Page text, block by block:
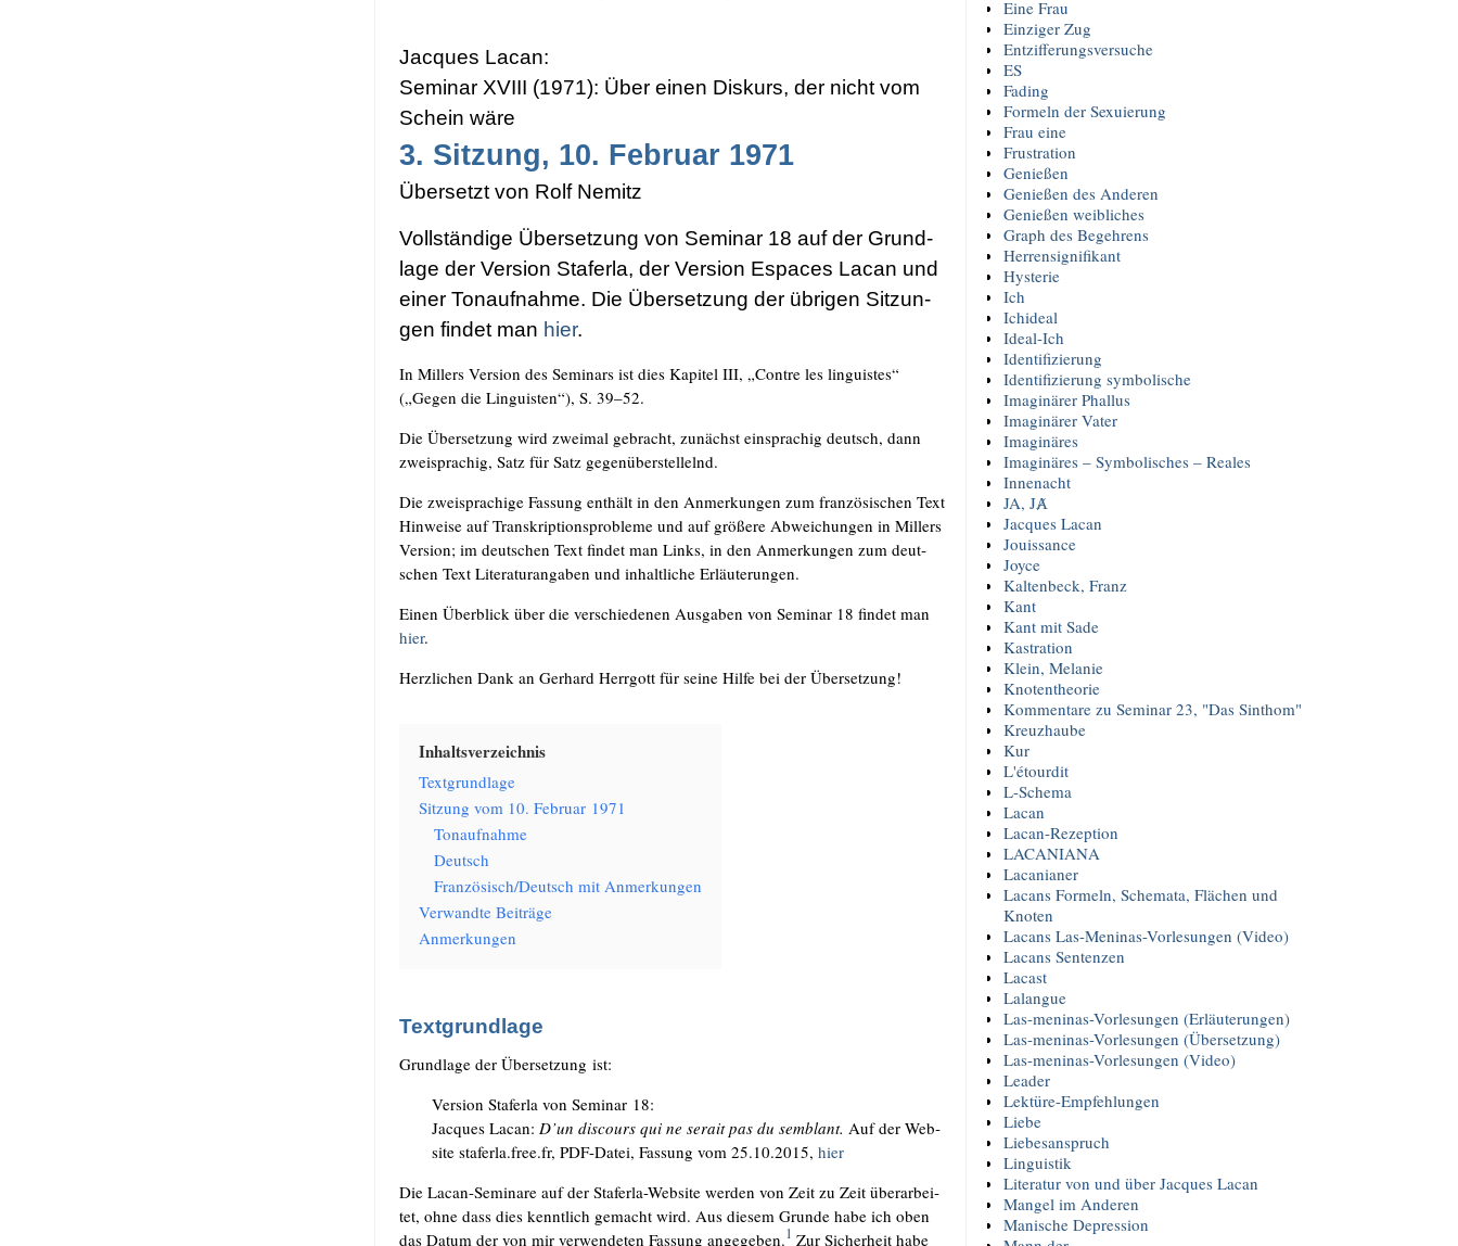
Jac­ques Lacan:
Semi­nar XVIII (1971): Über einen Dis­kurs, der nicht vom
Schein wäre
3. Sit­zung, 10. Febru­ar 1971
Über­setzt von Rolf Nemitz
Voll­stän­di­ge Über­set­zung von Semi­nar 18 auf der Grund­
la­ge der Ver­si­on Sta­fer­la, der Ver­si­on Espaces Lacan und
einer Ton­auf­nah­me. Die Über­set­zung der übri­gen Sit­zun­
gen fin­det man hier.
In Mil­lers Ver­si­on des Semi­nars ist dies Kapi­tel III, „Cont­re les lin­gu­is­tes“
(„Gegen die Lin­gu­is­ten“), S. 39–52.
Die Über­set­zung wird zwei­mal gebracht, zunächst ein­spra­chig deutsch, dann
zwei­spra­chig, Satz für Satz gegenüberstellelnd.
Die zwei­spra­chi­ge Fas­sung ent­hält in den Anmer­kun­gen zum fran­zö­si­schen Text
Hin­wei­se auf Tran­skrip­ti­ons­pro­ble­me und auf grö­ße­re Abwei­chun­gen in Mil­lers
Ver­si­on; im deut­schen Text fin­det man Links, in den Anmer­kun­gen zum deut­
schen Text Lite­ra­tur­an­ga­ben und inhalt­li­che Erläuterungen.
Einen Über­blick über die ver­schie­de­nen Aus­ga­ben von Semi­nar 18 fin­det man
hier.
Herz­li­chen Dank an Ger­hard Herr­gott für sei­ne Hil­fe bei der Übersetzung!
Inhalts­ver­zeich­nis
Text­grund­la­ge
Sit­zung vom 10. Febru­ar 1971
Ton­auf­nah­me
Deutsch
Französisch/​Deutsch mit Anmerkungen
Ver­wand­te Beiträge
Anmer­kun­gen
Textgrundlage
Grund­la­ge der Über­set­zung ist:
Ver­si­on Sta­fer­la von Semi­nar 18:
Jac­ques Lacan: D’un dis­cours qui ne serait pas du sem­blant. Auf der Web­
site sta​fer​la​.free​.fr, PDF-Datei, Fas­sung vom 25.10.2015,hier
Die Lacan-Semi­na­re auf der Sta­fer­la-Web­site wer­den von Zeit zu Zeit über­ar­bei­
tet, ohne dass dies kennt­lich gemacht wird. Aus die­sem Grun­de habe ich oben
das Datum der von mir ver­wen­de­ten Fas­sung ange­ge­ben.1 Zur Sicher­heit habe
Eine Frau
Einziger Zug
Entzifferungsversuche
ES
Fading
Formeln der Sexuierung
Frau eine
Frustration
Genießen
Genießen des Anderen
Genießen weibliches
Graph des Begehrens
Herrensignifikant
Hysterie
Ich
Ichideal
Ideal-Ich
Identifizierung
Identifizierung symbolische
Imaginärer Phallus
Imaginärer Vater
Imaginäres
Imaginäres – Symbolisches – Reales
Innenacht
JA, JȺ
Jacques Lacan
Jouissance
Joyce
Kaltenbeck, Franz
Kant
Kant mit Sade
Kastration
Klein, Melanie
Knotentheorie
Kommentare zu Seminar 23, "Das Sinthom"
Kreuzhaube
Kur
L'étourdit
L-Schema
Lacan
Lacan-Rezeption
LACANIANA
Lacanianer
Lacans Formeln, Schemata, Flächen und
Knoten
Lacans Las-Meninas-Vorlesungen (Video)
Lacans Sentenzen
Lacast
Lalangue
Las-meninas-Vorlesungen (Erläuterungen)
Las-meninas-Vorlesungen (Übersetzung)
Las-meninas-Vorlesungen (Video)
Leader
Lektüre-Empfehlungen
Liebe
Liebesanspruch
Linguistik
Literatur von und über Jacques Lacan
Mangel im Anderen
Manische Depression